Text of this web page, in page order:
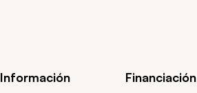
Información Financiación